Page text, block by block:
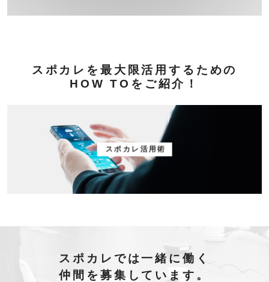
スポカレを最大限活用するための
HOW TOをご紹介！
スポカレ活用術
スポカレでは一緒に働く
仲間を募集しています。